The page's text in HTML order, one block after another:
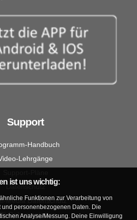
ist uns wichtig:
Funktionen zur Verarbeitung von
personenbezogenen Daten. Die
Analyse/Messung. Deine Einwilligung
Support
Handbuch
Lehrgänge
Datenschutz
Media Datenschutz
Dokumentation